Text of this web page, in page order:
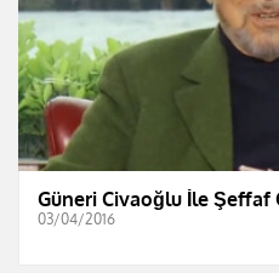
Güneri Civaoğlu İle Şeffaf
03/04/2016